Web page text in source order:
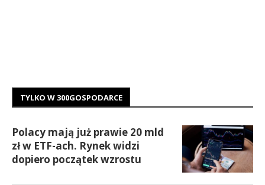
TYLKO W 300GOSPODARCE
Polacy mają już prawie 20 mld
zł w ETF-ach. Rynek widzi
dopiero początek wzrostu